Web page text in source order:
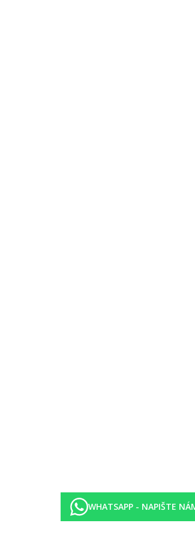
k ledovci Dachstein, max. 1x za týden)
kávovar a rychlovarná konvice
do 20.06. od od 11.07. do 13.09. a od 5 nocí
WHATSAPP - NAPIŠTE